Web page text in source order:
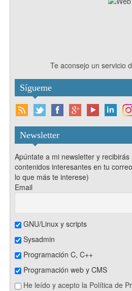
Te aconsejo un servicio
Sígueme
Newsletter
Apúntate a mi newsletter y
contenidos interesantes en tu
lo que más te interese)
Email
GNU/Linux y scripts
Sysadmin
Programación C, C++
Programación web y CMS
He leído y acepto la Política de